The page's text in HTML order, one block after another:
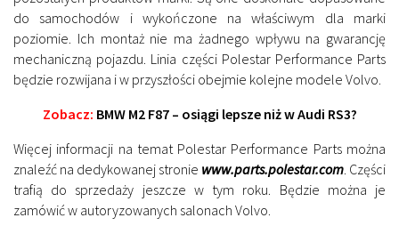
do samochodów i wykończone na właściwym dla marki
poziomie. Ich montaż nie ma żadnego wpływu na gwarancję
mechaniczną pojazdu. Linia części Polestar Performance Parts
będzie rozwijana i w przyszłości obejmie kolejne modele Volvo.
Zobacz: BMW M2 F87 – osiągi lepsze niż w Audi RS3?
Więcej informacji na temat Polestar Performance Parts można
znaleźć na dedykowanej stronie www.parts.polestar.com. Części
trafią do sprzedaży jeszcze w tym roku. Będzie można je
zamówić w autoryzowanych salonach Volvo.